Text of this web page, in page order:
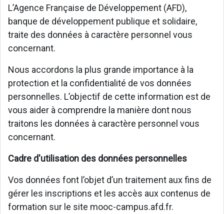
L’Agence Française de Développement (AFD),
banque de développement publique et solidaire,
traite des données à caractère personnel vous
concernant.
Nous accordons la plus grande importance à la
protection et la confidentialité de vos données
personnelles. L’objectif de cette information est de
vous aider à comprendre la manière dont nous
traitons les données à caractère personnel vous
concernant.
Cadre d'utilisation des données personnelles
Vos données font l’objet d’un traitement aux fins de
gérer les inscriptions et les accès aux contenus de
formation sur le site mooc-campus.afd.fr.